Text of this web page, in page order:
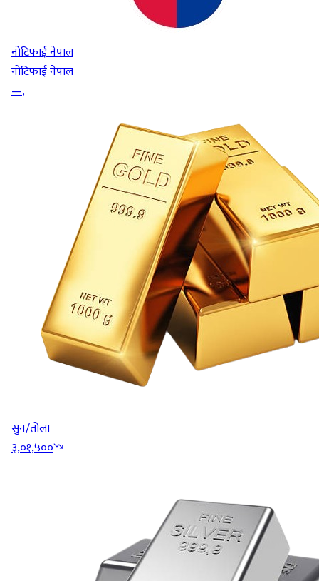
नोटिफाई नेपाल
नोटिफाई नेपाल
—,
सुन/तोला
३,०१,५००